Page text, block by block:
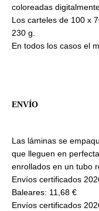
coloreadas
Los carteles de 100 x
230 g.
En todos los casos el
ENVÍO
Las láminas se
que lleguen en
enrollados en un tubo
Envíos certificados
Baleares: 11,68 €
Envíos certificados